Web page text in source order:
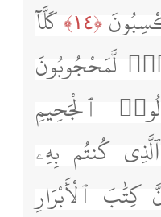
﴿١٤﴾
كَلَّآ
لَّمَحْجُوبُونَ
ٱلْجَحِيمِ
كُنتُم بِهِۦ
كِتَٰبَ ٱلْأَبْرَارِ